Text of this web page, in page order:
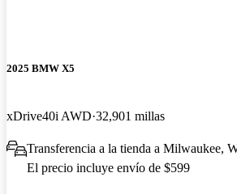
2025 BMW X5
xDrive40i AWD 32,901 millas
Transferencia a la tienda a Milwaukee,
El precio incluye envío de $599